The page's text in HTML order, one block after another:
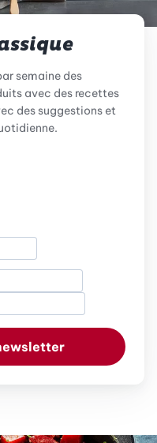
semaine des
avec des recettes
des suggestions et